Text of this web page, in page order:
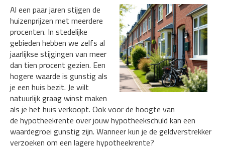
Al een paar jaren stijgen de
huizenprijzen met meerdere
procenten. In stedelijke
gebieden hebben we zelfs al
jaarlijkse stijgingen van meer
dan tien procent gezien. Een
hogere waarde is gunstig als
je een huis bezit. Je wilt
natuurlijk graag winst maken
als je het huis verkoopt. Ook voor de hoogte van
de hypotheekrente over jouw hypotheekschuld kan een
waardegroei gunstig zijn. Wanneer kun je de geldverstrekker
verzoeken om een lagere hypotheekrente?